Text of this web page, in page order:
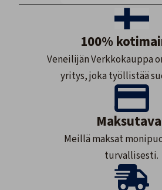
100%
Veneilijän Verkkokauppa
yritys, joka työllistää
Meillä maksat
turvallisesti.